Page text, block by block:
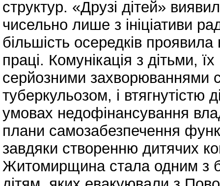
структур. «Друзі дітей»
чисельно лише з ініціативи
більшість осередків проявила
праці. Комунікація з дітьми,
серйозними захворюваннями
туберкульозом, і втягнутістю
умовах недофінансування
плани самозабезпечення
завдяки створенню дитячих
Житомирщина стала одним з